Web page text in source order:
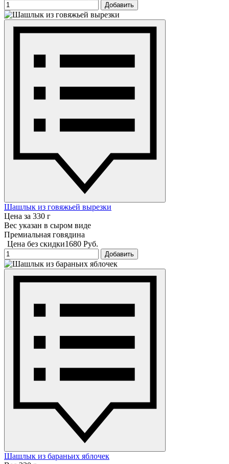
Добавить
Шашлык из говяжьей вырезки
Цена за 330 г
Вес указан в сыром виде
Премиальная говядина
Цена без скидки1680 Руб.
Добавить
Шашлык из бараньих яблочек